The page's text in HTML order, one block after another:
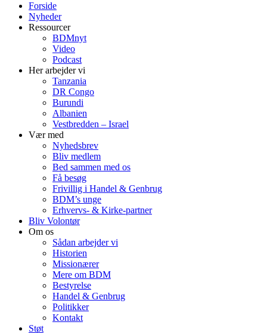
Forside
Nyheder
Ressourcer
BDMnyt
Video
Podcast
Her arbejder vi
Tanzania
DR Congo
Burundi
Albanien
Vestbredden – Israel
Vær med
Nyhedsbrev
Bliv medlem
Bed sammen med os
Få besøg
Frivillig i Handel & Genbrug
BDM’s unge
Erhvervs- & Kirke-partner
Bliv Volontør
Om os
Sådan arbejder vi
Historien
Missionærer
Mere om BDM
Bestyrelse
Handel & Genbrug
Politikker
Kontakt
Støt